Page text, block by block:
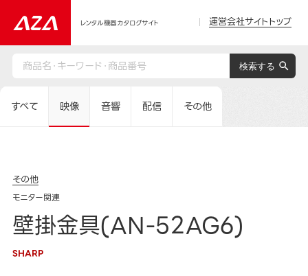
レンタル機器カタログサイト 運営会社サイトトップ
すべて 映像 音響 配信 その他
その他
モニター関連
壁掛金具(AN-52AG6)
SHARP